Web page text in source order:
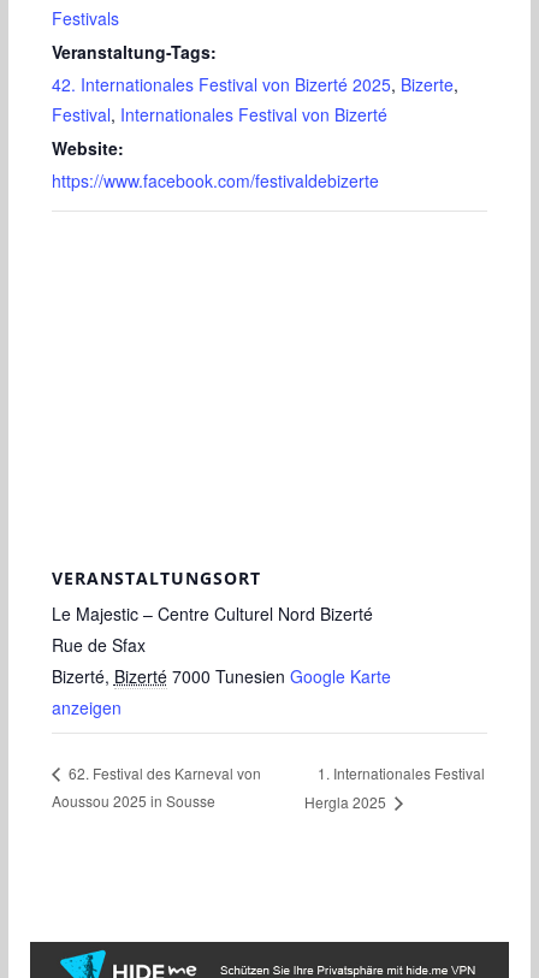
Festivals
Veranstaltung-Tags:
42. Internationales Festival von Bizerté 2025, Bizerte,
Festival, Internationales Festival von Bizerté
Website:
https://www.facebook.com/festivaldebizerte
VERANSTALTUNGSORT
Le Majestic – Centre Culturel Nord Bizerté
Rue de Sfax
Bizerté, Bizerté 7000 Tunesien Google Karte
anzeigen
62. Festival des Karneval von
Aoussou 2025 in Sousse
1. Internationales Festival
Hergla 2025